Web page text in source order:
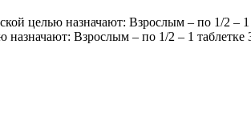
целью назначают: Взрослым – по 1/2 –
Взрослым – по 1/2 – 1